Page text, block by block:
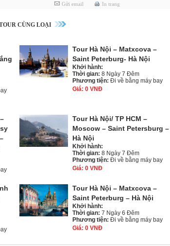
Gửi email In trang
CÙNG LOẠI
Tour Hà Nội – Matxcova –
Saint Peterburg- Hà Nội
Khởi hành:
Thời gian: 8 Ngày 7 Đêm
Phương tiện: Đi về bằng máy bay
Giá: 0 VNĐ
Tour Hà Nội/ TP HCM –
Moscow – Saint Petersburg –
Hà Nội
Khởi hành:
Thời gian: 8 Ngày 7 Đêm
Phương tiện: Đi về bằng máy bay
Giá: 0 VNĐ
Tour Hà Nội – Matxcova –
Saint Peterburg – Hà Nội
Khởi hành:
Thời gian: 7 Ngày 6 Đêm
Phương tiện: Đi về bằng máy bay
Giá: 0 VNĐ